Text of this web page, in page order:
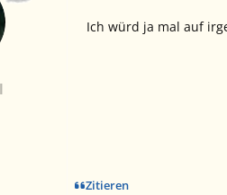
Ich würd ja mal auf
Zitieren